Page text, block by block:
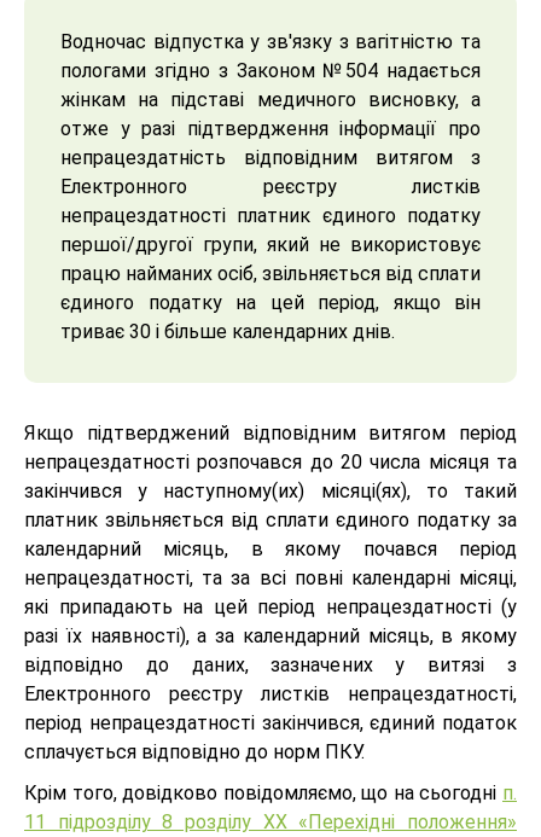
Водночас відпустка у зв'язку з вагітністю та
пологами згідно з Законом №504 надається
жінкам на підставі медичного висновку, а
отже у разі підтвердження інформації про
непрацездатність відповідним витягом з
Електронного реєстру листків
непрацездатності платник єдиного податку
першої/другої групи, який не використовує
працю найманих осіб, звільняється від сплати
єдиного податку на цей період, якщо він
триває 30 і більше календарних днів.
Якщо підтверджений відповідним витягом період
непрацездатності розпочався до 20 числа місяця та
закінчився у наступному(их) місяці(ях), то такий
платник звільняється від сплати єдиного податку за
календарний місяць, в якому почався період
непрацездатності, та за всі повні календарні місяці,
які припадають на цей період непрацездатності (у
разі їх наявності), а за календарний місяць, в якому
відповідно до даних, зазначених у витязі з
Електронного реєстру листків непрацездатності,
період непрацездатності закінчився, єдиний податок
сплачується відповідно до норм ПКУ.
Крім того, довідково повідомляємо, що на сьогодні п.
11 підрозділу 8 розділу ХХ «Перехідні положення»